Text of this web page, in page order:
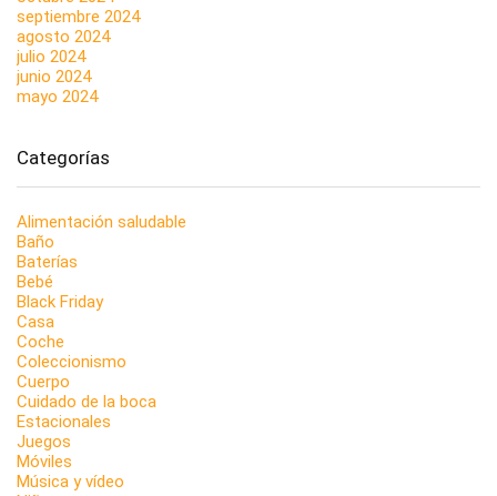
septiembre 2024
agosto 2024
julio 2024
junio 2024
mayo 2024
Categorías
Alimentación saludable
Baño
Baterías
Bebé
Black Friday
Casa
Coche
Coleccionismo
Cuerpo
Cuidado de la boca
Estacionales
Juegos
Móviles
Música y vídeo